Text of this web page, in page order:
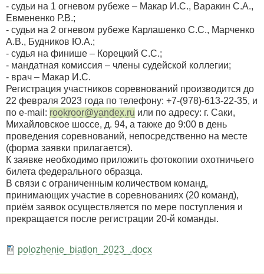
- судьи на 1 огневом рубеже – Макар И.С., Варакин С.А.,
Евмененко Р.В.;
- судьи на 2 огневом рубеже Карлашенко С.С., Марченко
А.В., Будников Ю.А.;
- судья на финише – Корецкий С.С.;
- мандатная комиссия – члены судейской коллегии;
- врач – Макар И.С.
Регистрация участников соревнований производится до
22 февраля 2023 года по телефону: +7-(978)-613-22-35, и
по e-mail: rookroor@yandex.ru или по адресу: г. Саки,
Михайловское шоссе, д. 94, а также до 9:00 в день
проведения соревнований, непосредственно на месте
(форма заявки прилагается).
К заявке необходимо приложить фотокопии охотничьего
билета федерального образца.
В связи с ограниченным количеством команд,
принимающих участие в соревнованиях (20 команд),
приём заявок осуществляется по мере поступления и
прекращается после регистрации 20-й команды.
polozhenie_biatlon_2023_.docx